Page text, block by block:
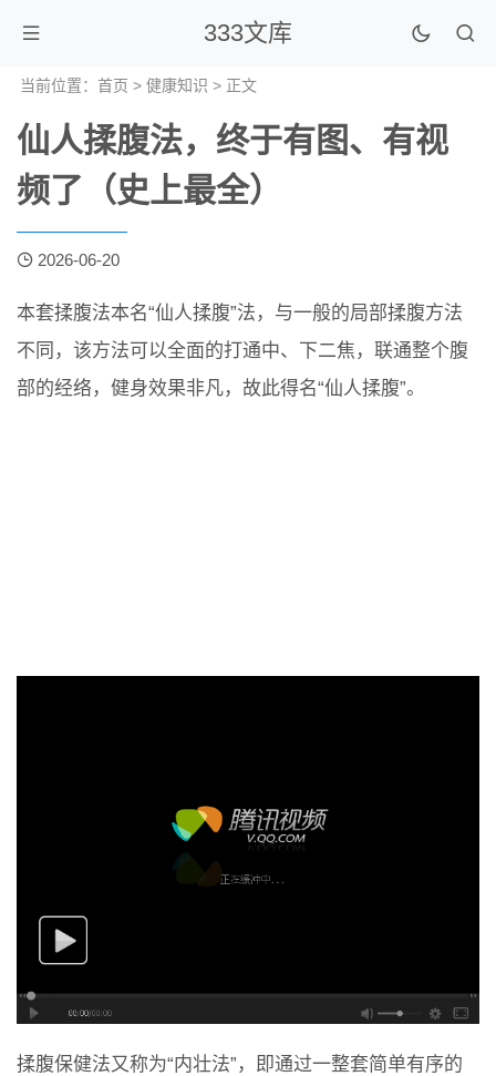
333文库
当前位置： 首页 > 健康知识 > 正文
仙人揉腹法，终于有图、有视
频了（史上最全）
2026-06-20
本套揉腹法本名“仙人揉腹”法，与一般的局部揉腹方法
不同，该方法可以全面的打通中、下二焦，联通整个腹
部的经络，健身效果非凡，故此得名“仙人揉腹”。
揉腹保健法又称为“内壮法”，即通过一整套简单有序的